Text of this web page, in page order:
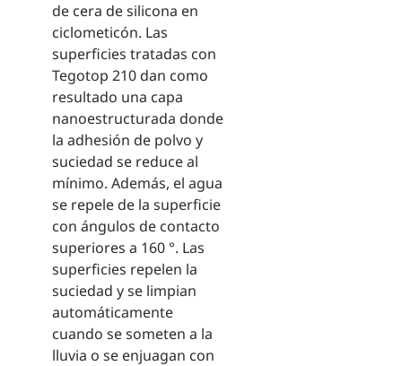
de cera de silicona en
ciclometicón. Las
superficies tratadas con
Tegotop 210 dan como
resultado una capa
nanoestructurada donde
la adhesión de polvo y
suciedad se reduce al
mínimo. Además, el agua
se repele de la superficie
con ángulos de contacto
superiores a 160 °. Las
superficies repelen la
suciedad y se limpian
automáticamente
cuando se someten a la
lluvia o se enjuagan con